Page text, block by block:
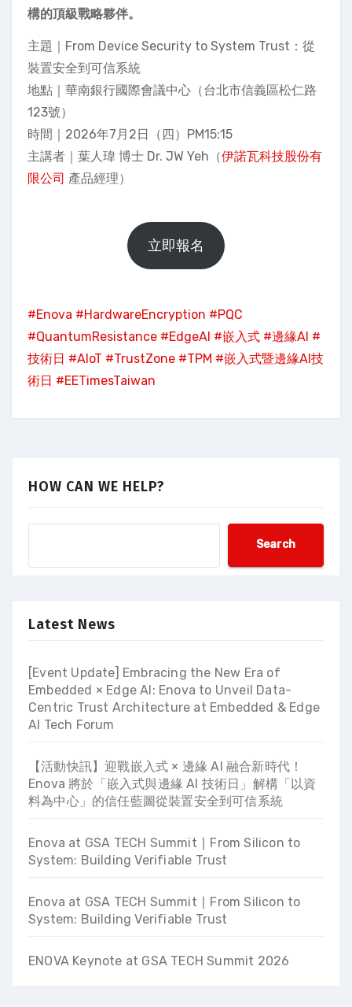
構的頂級戰略夥伴。
主題｜From Device Security to System Trust：從
裝置安全到可信系統
地點｜華南銀行國際會議中心（台北市信義區松仁路
123號）
時間｜2026年7月2日（四）PM15:15
主講者｜葉人瑋 博士 Dr. JW Yeh（伊諾瓦科技股份有
限公司 產品經理）
立即報名
#Enova #HardwareEncryption #PQC
#QuantumResistance #EdgeAI #嵌入式 #邊緣AI #
技術日 #AIoT #TrustZone #TPM #嵌入式暨邊緣AI技
術日 #EETimesTaiwan
HOW CAN WE HELP?
Search
Latest News
[Event Update] Embracing the New Era of
Embedded × Edge AI: Enova to Unveil Data-
Centric Trust Architecture at Embedded & Edge
AI Tech Forum
【活動快訊】迎戰嵌入式 × 邊緣 AI 融合新時代！
Enova 將於「嵌入式與邊緣 AI 技術日」解構「以資
料為中心」的信任藍圖從裝置安全到可信系統
Enova at GSA TECH Summit ∣ From Silicon to
System: Building Verifiable Trust
Enova at GSA TECH Summit ∣ From Silicon to
System: Building Verifiable Trust
ENOVA Keynote at GSA TECH Summit 2026